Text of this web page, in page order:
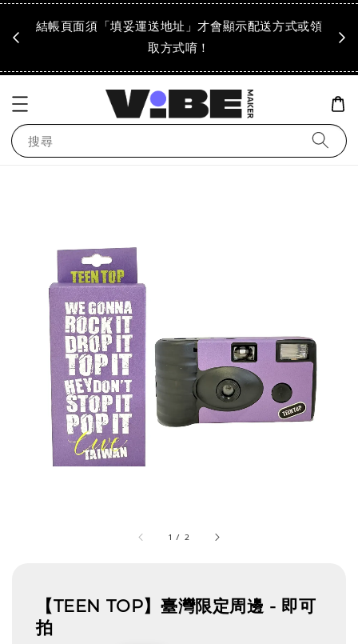
結帳頁面須「填妥運送地址」才會顯示配送方式或領
取方式唷！
搜尋
1 / 2
【TEEN TOP】臺灣限定周邊 - 即可
拍